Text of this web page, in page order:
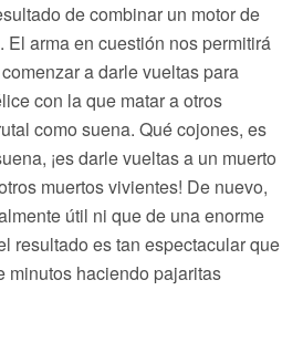
de combinar un motor de
El arma en cuestión nos permitirá
a darle vueltas para
con la que matar a otros
como suena. Qué cojones, es
¡es darle vueltas a un muerto
muertos vivientes! De nuevo,
útil ni que de una enorme
resultado es tan espectacular que
minutos haciendo pajaritas